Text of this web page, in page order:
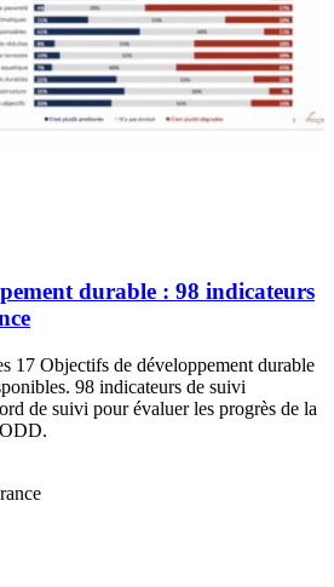
durable : 98 indicateurs
17 Objectifs de développement durable
98 indicateurs de suivi
de suivi pour évaluer les progrès de la
ODD.